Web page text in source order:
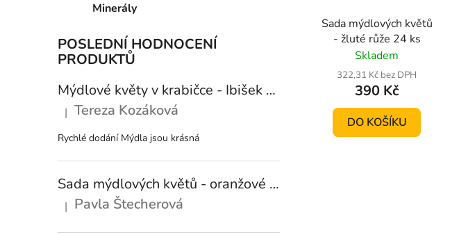
Minerály
POSLEDNÍ HODNOCENÍ
PRODUKTŮ
Mýdlové květy v krabičce - Ibišek růžová
Hodnocení produktu je 5 z 5 hvězdiček.
| Tereza Kozáková
Rychlé dodání Mýdla jsou krásná
Sada mýdlových květů - oranžové růže 3 ks
Hodnocení produktu je 5 z 5 hvězdiček.
| Pavla Štecherová
Sada mýdlových květů
- žluté růže 24 ks
Skladem
322,31 Kč bez DPH
390 Kč
DO KOŠÍKU